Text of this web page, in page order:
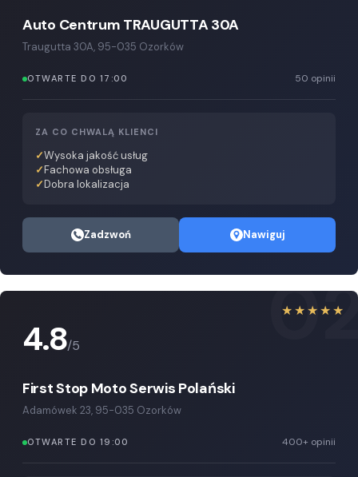
Auto Centrum TRAUGUTTA 30A
Traugutta 30A, 95-035 Ozorków
OTWARTE DO 17:00 50 opinii
ZA CO CHWALĄ KLIENCI
Wysoka jakość usług
Fachowa obsługa
Dobra lokalizacja
Zadzwoń Nawiguj
★★★★★
4.8/5
First Stop Moto Serwis Polański
Adamówek 23, 95-035 Ozorków
OTWARTE DO 19:00 400+ opinii